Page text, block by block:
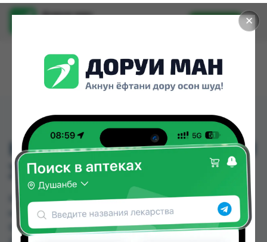
✕
Доруи ман
Установить
КСИМЕЛИН ЭКО СПРЕЙ
35МКГ/ДОЗА ФЛ 10МЛ
КСИМЕЛИН ЭКО СПРЕЙ 35МКГ/ДОЗА ФЛ 10МЛ
можно купить или заказать в аптеках, Дору
Фарм №2, Дорухона махсус (Якачинор),